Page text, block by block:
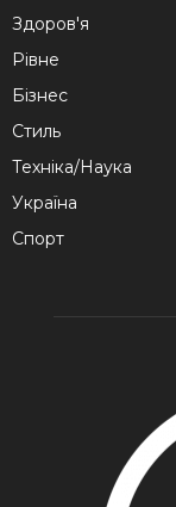
Здоров'я
Рівне
Бізнес
Стиль
Техніка/Наука
Україна
Спорт